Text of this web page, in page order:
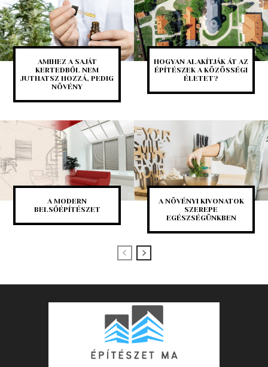
AMIHEZ A SAJÁT
KERTEDBŐL NEM
JUTHATSZ HOZZÁ, PEDIG
NÖVÉNY
HOGYAN ALAKÍTJÁK ÁT AZ
ÉPÍTÉSZEK A KÖZÖSSÉGI
ÉLETET?
A MODERN
BELSŐÉPÍTÉSZET
A NÖVÉNYI KIVONATOK
SZEREPE
EGÉSZSÉGÜNKBEN